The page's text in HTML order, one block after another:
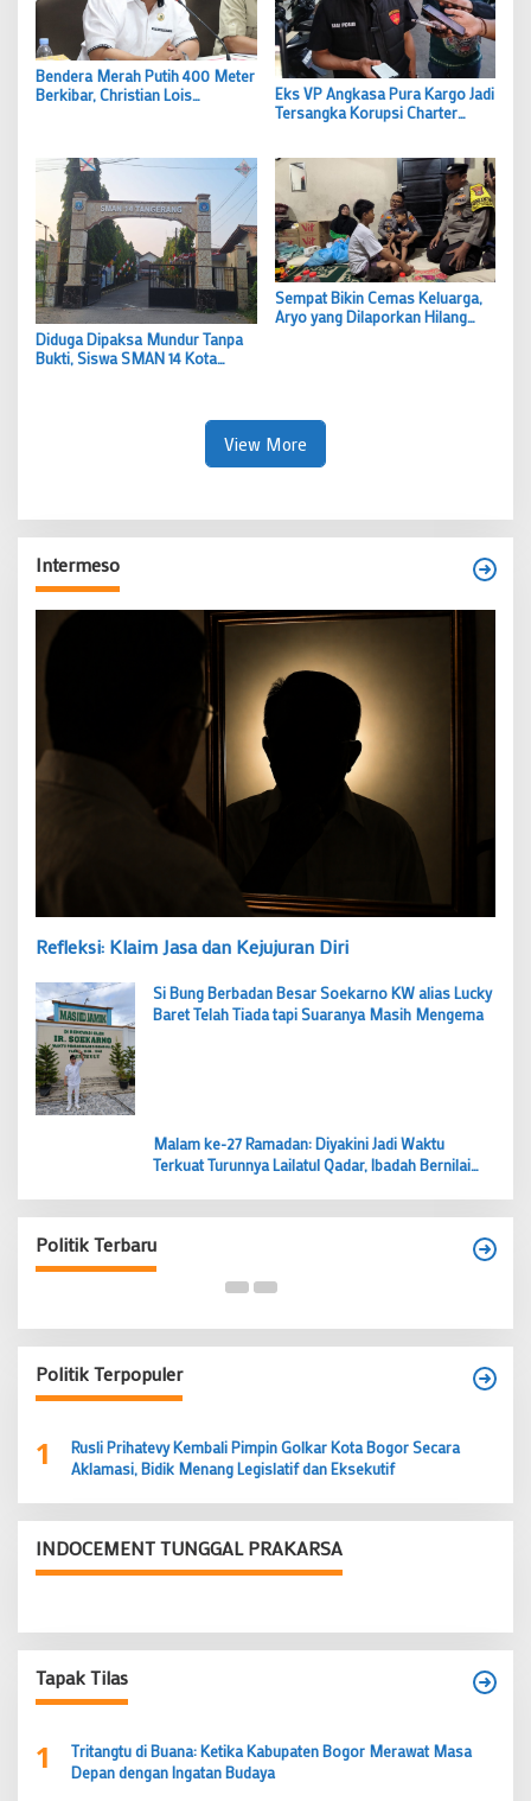
Bendera Merah Putih 400 Meter
Berkibar, Christian Lois
Eks VP Angkasa Pura Kargo Jadi
Tersangka Korupsi Charter
Diduga Dipaksa Mundur Tanpa
Bukti, Siswa SMAN 14 Kota
Sempat Bikin Cemas Keluarga,
Aryo yang Dilaporkan Hilang
View More
Intermeso
Refleksi: Klaim Jasa dan Kejujuran Diri
Si Bung Berbadan Besar Soekarno KW alias Lucky
Baret Telah Tiada tapi Suaranya Masih Mengema
Malam ke-27 Ramadan: Diyakini Jadi Waktu
Terkuat Turunnya Lailatul Qadar, Ibadah Bernilai
Politik Terbaru
Tangerang Periode 2026–2031
Di Banten, Politik
Politik Terpopuler
1
Rusli Prihatevy Kembali Pimpin Golkar Kota Bogor Secara
Aklamasi, Bidik Menang Legislatif dan Eksekutif
INDOCEMENT TUNGGAL PRAKARSA
Tapak Tilas
1
Tritangtu di Buana: Ketika Kabupaten Bogor Merawat Masa
Depan dengan Ingatan Budaya